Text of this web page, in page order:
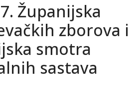
Županijska
zborova i
smotra
sastava